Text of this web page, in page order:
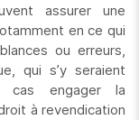
assurer une
en ce qui
ou erreurs,
qui s’y seraient
cas engager la
à revendication